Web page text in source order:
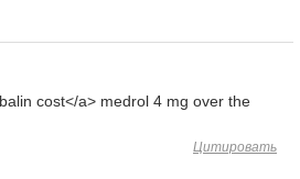
cost</a> medrol 4 mg over the
Цитировать